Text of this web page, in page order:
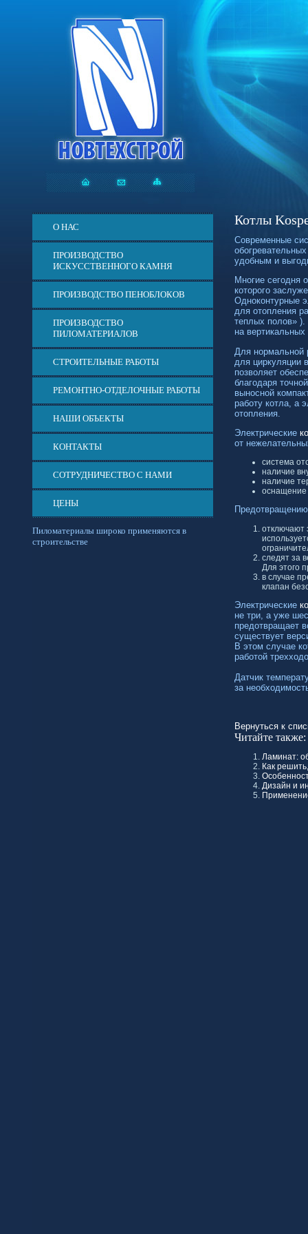
О НАС
ПРОИЗВОДСТВО
ИСКУССТВЕННОГО КАМНЯ
ПРОИЗВОДСТВО ПЕНОБЛОКОВ
ПРОИЗВОДСТВО
ПИЛОМАТЕРИАЛОВ
СТРОИТЕЛЬНЫЕ РАБОТЫ
РЕМОНТНО-ОТДЕЛОЧНЫЕ РАБОТЫ
НАШИ ОБЪЕКТЫ
КОНТАКТЫ
СОТРУДНИЧЕСТВО С НАМИ
ЦЕНЫ
Пиломатериалы широко применяются в
строительстве
Котлы
Современные
удобным и
Многие сегодня
которого
Одноконтурные
для отопления
теплых полов»
на
Для нормальной
для циркуляции
позволяет
благодаря
выносной
работу котла, а
отопления.
Электрические
от
система
наличие
наличие
оснащение
отключают
следят за
Для этого
в случае
клапан
Электрические
не три, а уже
предотвращает
существует
В этом случае
работой
Датчик
за
Вернуться к
Читайте также:
Ламинат:
Как
Дизайн и